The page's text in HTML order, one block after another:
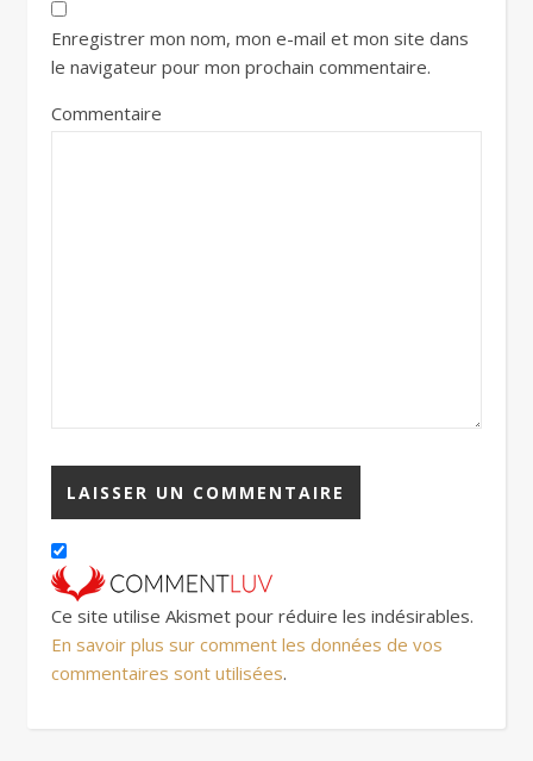
Enregistrer mon nom, mon e-mail et mon site dans
le navigateur pour mon prochain commentaire.
Commentaire
Ce site utilise Akismet pour réduire les indésirables.
En savoir plus sur comment les données de vos
commentaires sont utilisées.